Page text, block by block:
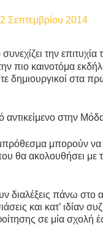
Σεπτεμβρίου 2014
την
πιο καινοτόμα
δημιουργικοί στα
αντικείμενο στην
μπορούν να
θα ακολουθήσει με
πάνω στο
και κατ’ ιδίαν
σε μία σχολή